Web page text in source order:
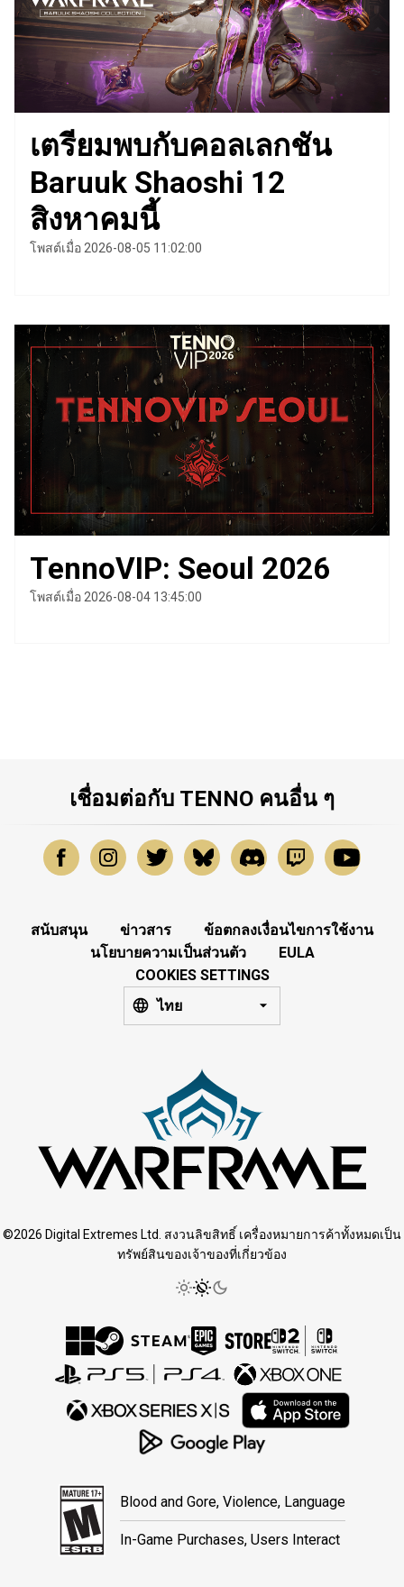
เตรียมพบกับคอลเลกชัน
Baruuk Shaoshi 12
สิงหาคมนี้
โพสต์เมื่อ 2026-08-05 11:02:00
TennoVIP: Seoul 2026
โพสต์เมื่อ 2026-08-04 13:45:00
เชื่อมต่อกับ TENNO คนอื่น ๆ
สนับสนุน ข่าวสาร
ข้อตกลงเงื่อนไขการใช้งาน
นโยบายความเป็นส่วนตัว
EULA
COOKIES SETTINGS
ไทย
©2026 Digital Extremes Ltd. สงวนลิขสิทธิ์ เครื่องหมายการค้าทั้งหมดเป็น
ทรัพย์สินของเจ้าของที่เกี่ยวข้อง
Blood and Gore, Violence, Language
In-Game Purchases, Users Interact